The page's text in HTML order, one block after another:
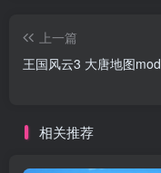
上一篇
王国风云3 大唐地图mod
相关推荐